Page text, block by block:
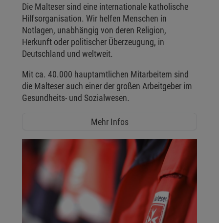
Die Malteser sind eine internationale katholische
Hilfsorganisation. Wir helfen Menschen in
Notlagen, unabhängig von deren Religion,
Herkunft oder politischer Überzeugung, in
Deutschland und weltweit.
Mit ca. 40.000 hauptamtlichen Mitarbeitern sind
die Malteser auch einer der großen Arbeitgeber im
Gesundheits- und Sozialwesen.
Mehr Infos